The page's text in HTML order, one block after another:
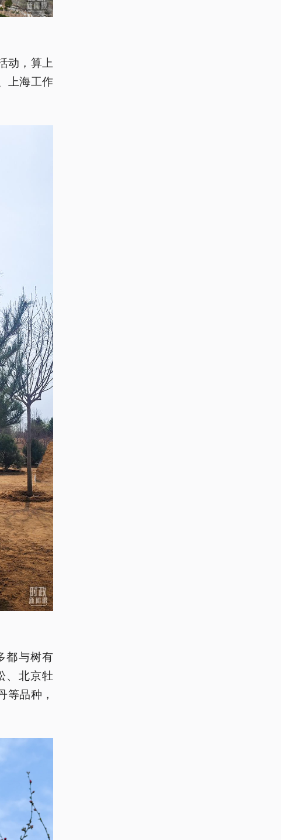
动，算上
上海工作
都与树有
、北京牡
品种，